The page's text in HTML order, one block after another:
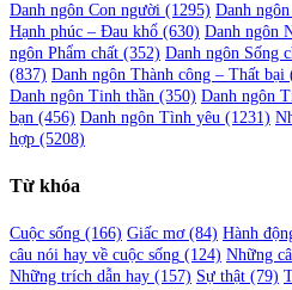
Danh ngôn Con người (1295) Danh
Hạnh phúc – Đau khổ (630) Danh ngôn
ngôn Phẩm chất (352) Danh ngôn Sống
(837) Danh ngôn Thành công – Thất bại
Danh ngôn Tinh thần (350) Danh ngôn
bạn (456) Danh ngôn Tình yêu (1231)
hợp (5208)
Từ khóa
Cuộc sống (166) Giấc mơ(84) Hành
câu nói hay về cuộc sống (124) Những
Những trích dẫn hay (157) Sự thật (79)